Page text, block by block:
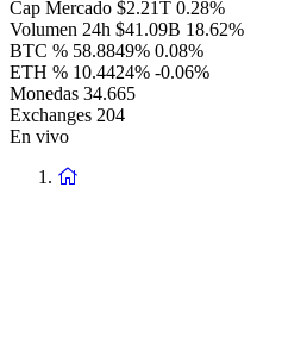
Cap Mercado $2.21T 0.28%
Volumen 24h $41.09B 18.62%
BTC % 58.8849% 0.08%
ETH % 10.4424% -0.06%
Monedas 34.665
Exchanges 204
En vivo